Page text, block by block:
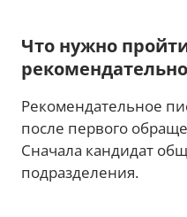
Что нужно
Рекомендательное
после первого
Сначала кандидат
подразделения.